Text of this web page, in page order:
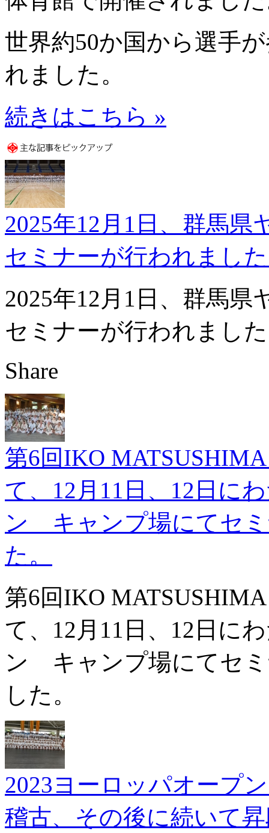
世界約50か国から選手
れました。
続きはこちら »
2025年12月1日、群馬
セミナーが行われまし
2025年12月1日、群馬
セミナーが行われまし
Share
第6回IKO
て、12月11日、12日に
ン キャンプ場にてセ
た。
第6回IKO
て、12月11日、12日に
ン キャンプ場にてセ
した。
2023ヨーロッパオープ
稽古、その後に続いて